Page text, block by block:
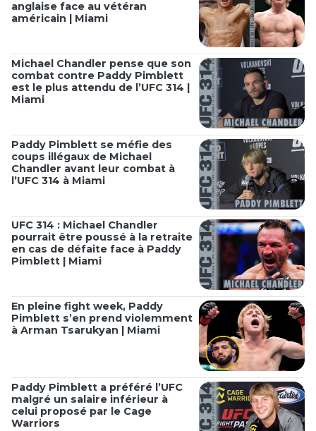
anglaise face au vétéran
américain | Miami
Michael Chandler pense que son
combat contre Paddy Pimblett
est le plus attendu de l’UFC 314 |
Miami
Paddy Pimblett se méfie des
coups illégaux de Michael
Chandler avant leur combat à
l’UFC 314 à Miami
UFC 314 : Michael Chandler
pourrait être poussé à la retraite
en cas de défaite face à Paddy
Pimblett | Miami
En pleine fight week, Paddy
Pimblett s’en prend violemment
à Arman Tsarukyan | Miami
Paddy Pimblett a préféré l’UFC
malgré un salaire inférieur à
celui proposé par le Cage
Warriors